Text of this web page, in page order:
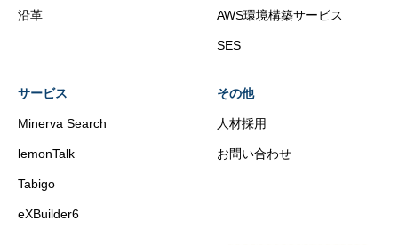
沿革 AWS環境構築サービス
SES
サービス
Minerva Search
lemonTalk
Tabigo
eXBuilder6
その他
人材採用
お問い合わせ